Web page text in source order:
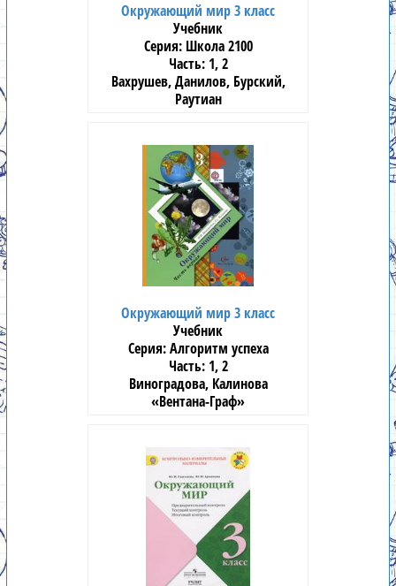
Окружающий мир 3 класс
Учебник
Школа 2100
1, 2
Вахрушев, Данилов, Бурский,
Раутиан
Окружающий мир 3 класс
Учебник
Алгоритм успеха
1, 2
Виноградова, Калинова
«Вентана-Граф»